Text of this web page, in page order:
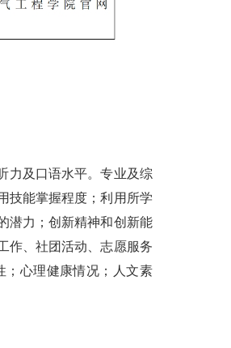
力及口语水平。专业及综
技能掌握程度；利用所学
潜力；创新精神和创新能
作、社团活动、志愿服务
；心理健康情况；人文素